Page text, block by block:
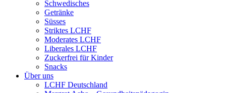
Schwedisches
Getränke
Süsses
Striktes LCHF
Moderates LCHF
Liberales LCHF
Zuckerfrei für Kinder
Snacks
Über uns
LCHF Deutschland